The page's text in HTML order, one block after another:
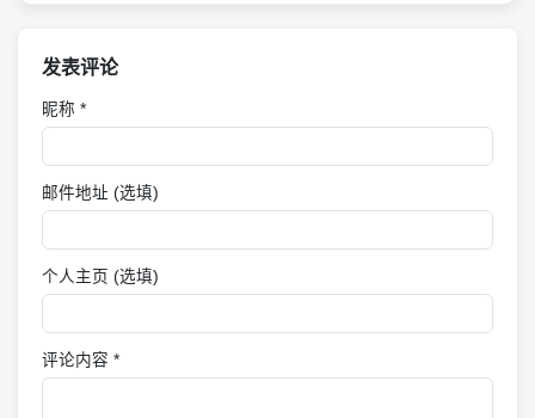
发表评论
昵称 *
邮件地址 (选填)
个人主页 (选填)
评论内容 *